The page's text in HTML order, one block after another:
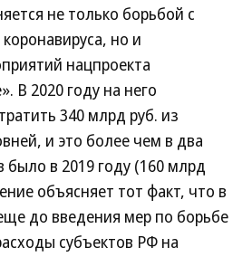
не только борьбой с
но и
нацпроекта
В 2020 году на него
340 млрд руб. из
и это более чем в два
в 2019 году (160 млрд
объясняет тот факт, что в
до введения мер по борьбе
субъектов РФ на